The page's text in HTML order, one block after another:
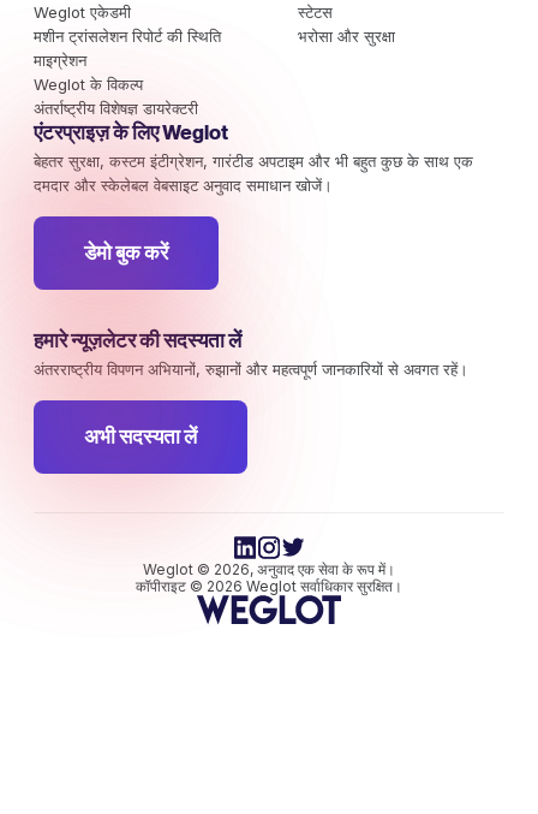
Weglot एकेडमी
मशीन ट्रांसलेशन रिपोर्ट की स्थिति
माइग्रेशन
Weglot के विकल्प
अंतर्राष्ट्रीय विशेषज्ञ डायरेक्टरी
स्टेटस
भरोसा और सुरक्षा
एंटरप्राइज़ के लिए Weglot
बेहतर सुरक्षा, कस्टम इंटीग्रेशन, गारंटीड अपटाइम और भी बहुत कुछ के साथ एक
दमदार और स्केलेबल वेबसाइट अनुवाद समाधान खोजें।
डेमो बुक करें
हमारे न्यूज़लेटर की सदस्यता लें
अंतरराष्ट्रीय विपणन अभियानों, रुझानों और महत्वपूर्ण जानकारियों से अवगत रहें।
अभी सदस्यता लें
Weglot © 2026, अनुवाद एक सेवा के रूप में।
कॉपीराइट © 2026 Weglot सर्वाधिकार सुरक्षित।